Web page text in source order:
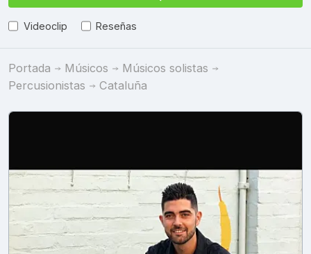
Videoclip Reseñas
Portada Músicos
Músicos solistas
Percusionistas
Cataluña